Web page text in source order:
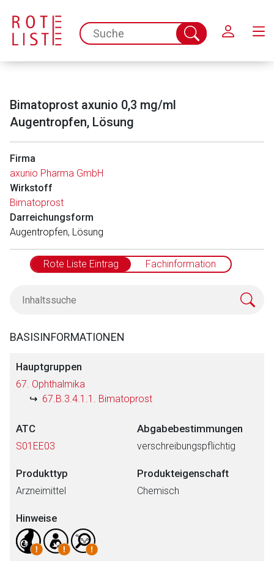
spc.search.input.placeholder
Suche
abschicken
Bimatoprost axunio 0,3 mg/ml
Augentropfen, Lösung
Firma
axunio Pharma GmbH
Wirkstoff
Bimatoprost
Darreichungsform
Augentropfen, Lösung
Rote Liste Eintrag Fachinformation
BASISINFORMATIONEN
Hauptgruppen
67. Ophthalmika
67.B.3.4.1.1. Bimatoprost
ATC
S01EE03
Abgabebestimmungen
verschreibungspflichtig
Produkttyp
Arzneimittel
Produkteigenschaft
Chemisch
Hinweise